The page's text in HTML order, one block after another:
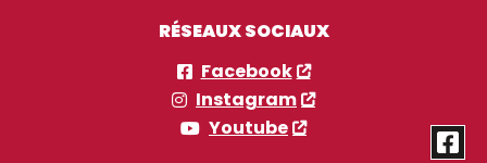
RÉSEAUX SOCIAUX
Facebook
Instagram
Youtube